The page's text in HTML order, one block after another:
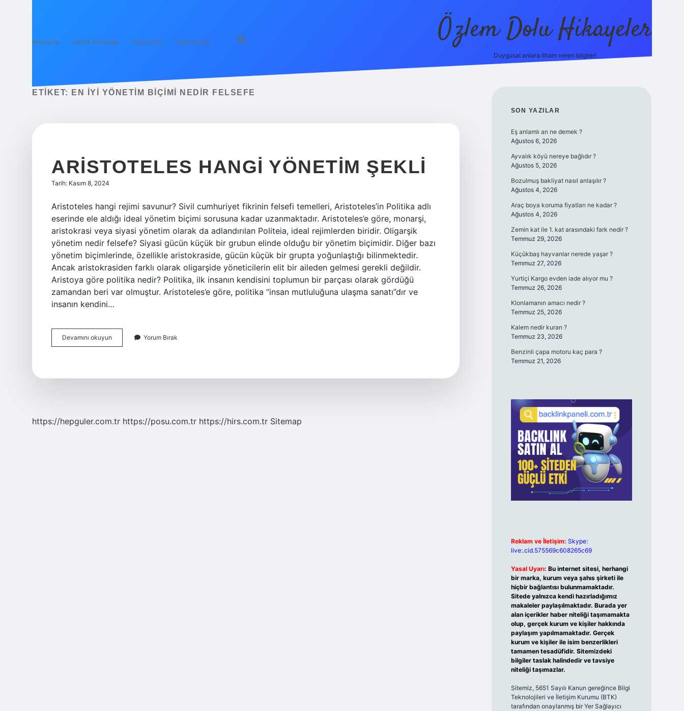
Anasayfa Gizlilik Politikası Yasal Uyarı Hakkımızda Özlem Dolu Hikayeler
Duygusal anlara ilham veren bilgiler!
ETIKET: EN IYI YÖNETIM BIÇIMI NEDIR FELSEFE
ARISTOTELES HANGI YÖNETIM ŞEKLI
Tarih: Kasım 8, 2024
Aristoteles hangi rejimi savunur? Sivil cumhuriyet fikrinin felsefi temelleri, Aristoteles’in Politika adlı
eserinde ele aldığı ideal yönetim biçimi sorusuna kadar uzanmaktadır. Aristoteles’e göre, monarşi,
aristokrasi veya siyasi yönetim olarak da adlandırılan Politeia, ideal rejimlerden biridir. Oligarşik
yönetim nedir felsefe? Siyasi gücün küçük bir grubun elinde olduğu bir yönetim biçimidir. Diğer bazı
yönetim biçimlerinde, özellikle aristokraside, gücün küçük bir grupta yoğunlaştığı bilinmektedir.
Ancak aristokrasiden farklı olarak oligarşide yöneticilerin elit bir aileden gelmesi gerekli değildir.
Aristoya göre politika nedir? Politika, ilk insanın kendisini toplumun bir parçası olarak gördüğü
zamandan beri var olmuştur. Aristoteles’e göre, politika “insan mutluluğuna ulaşma sanatı”dır ve
insanın kendini…
Devamını okuyun Aristoteles
Hangi
Yorum Bırak
https://hepguler.com.tr https://posu.com.tr https://hirs.com.tr Sitemap
SIDEBAR
SON YAZILAR
Eş anlamlı arı ne demek ?
Ağustos 6, 2026
Ayvalık köyü nereye bağlıdır ?
Ağustos 5, 2026
Bozulmuş bakliyat nasıl anlaşılır ?
Ağustos 4, 2026
Araç boya koruma fiyatları ne kadar ?
Ağustos 4, 2026
Zemin kat ile 1. kat arasındaki fark nedir ?
Temmuz 29, 2026
Küçükbaş hayvanlar nerede yaşar ?
Temmuz 27, 2026
Yurtiçi Kargo evden iade alıyor mu ?
Temmuz 26, 2026
Klonlamanın amacı nedir ?
Temmuz 25, 2026
Kalem nedir kuran ?
Temmuz 23, 2026
Benzinli çapa motoru kaç para ?
Temmuz 21, 2026
Reklam ve İletişim: Skype:
live:.cid.575569c608265c69
Yasal Uyarı: Bu internet sitesi, herhangi
bir marka, kurum veya şahıs şirketi ile
hiçbir bağlantısı bulunmamaktadır.
Sitede yalnızca kendi hazırladığımız
makaleler paylaşılmaktadır. Burada yer
alan içerikler haber niteliği taşımamakta
olup, gerçek kurum ve kişiler hakkında
paylaşım yapılmamaktadır. Gerçek
kurum ve kişiler ile isim benzerlikleri
tamamen tesadüfidir. Sitemizdeki
bilgiler taslak halindedir ve tavsiye
niteliği taşımazlar.
Sitemiz, 5651 Sayılı Kanun gereğince Bilgi
Teknolojileri ve İletişim Kurumu (BTK)
tarafından onaylanmış bir Yer Sağlayıcı